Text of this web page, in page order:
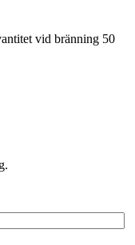
vid bränning 50